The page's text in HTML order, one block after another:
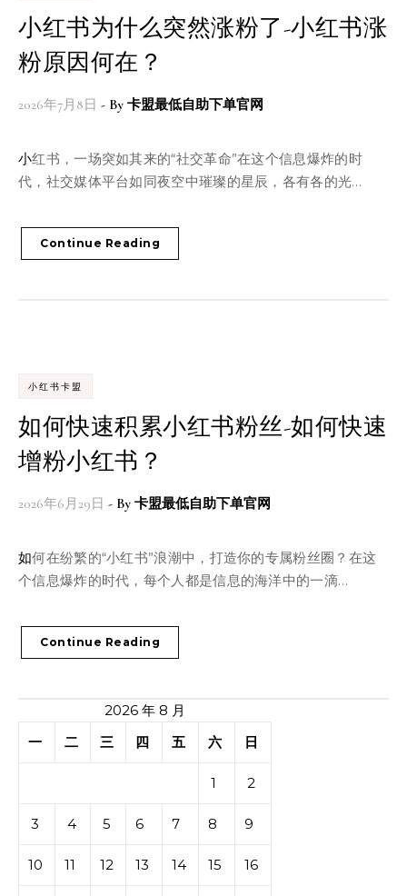
小红书为什么突然涨粉了-小红书涨
粉原因何在？
2026年7月8日 - By 卡盟最低自助下单官网
小红书，一场突如其来的“社交革命”在这个信息爆炸的时
代，社交媒体平台如同夜空中璀璨的星辰，各有各的光…
Continue Reading
小红书卡盟
如何快速积累小红书粉丝-如何快速
增粉小红书？
2026年6月29日 - By 卡盟最低自助下单官网
如何在纷繁的“小红书”浪潮中，打造你的专属粉丝圈？在这
个信息爆炸的时代，每个人都是信息的海洋中的一滴…
Continue Reading
2026 年 8 月
一
二 三 四 五 六 日
1 2
3 4 5 6 7 8 9
10 11 12 13 14 15 16